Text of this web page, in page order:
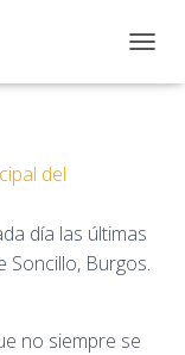
del
día las últimas
Soncillo, Burgos.
no siempre se